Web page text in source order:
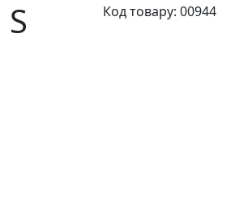
S Код товару: 00944